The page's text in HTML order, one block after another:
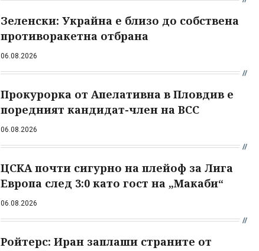
Зеленски: Украйна е близо до собствена
противоракетна отбрана
06.08.2026
Прокурорка от Апелативна в Пловдив е
поредният кандидат-член на ВСС
06.08.2026
ЦСКА почти сигурно на плейоф за Лига
Европа след 3:0 като гост на „Макаби“
06.08.2026
Ройтерс: Иран заплаши страните от